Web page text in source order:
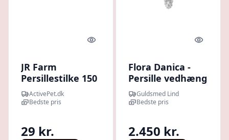
Quick look
JR Farm
Persillestilke 150
g ActivePet.dk
Bedste pris
29 kr.
Quick
Flora Danica -
Persille vedhæng
med halskæde i
sterling sølv -
Guldsmed Lind
Bedste pris
2.450 kr.